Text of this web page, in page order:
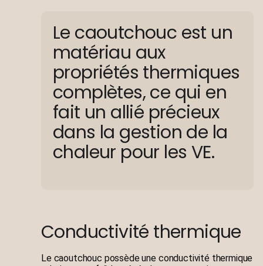
Le caoutchouc est un
matériau aux
propriétés thermiques
complètes, ce qui en
fait un allié précieux
dans la gestion de la
chaleur pour les VE.
Conductivité thermique
Le caoutchouc possède une conductivité thermique